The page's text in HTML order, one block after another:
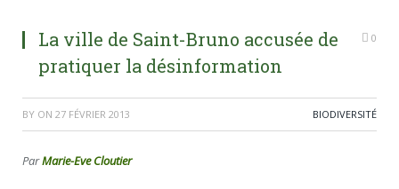
La ville de Saint-Bruno accusée de
pratiquer la désinformation
0
BY ON 27 FÉVRIER 2013 BIODIVERSITÉ
ParMarie-Eve Cloutier